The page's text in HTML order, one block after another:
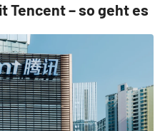
Tencent – so geht es